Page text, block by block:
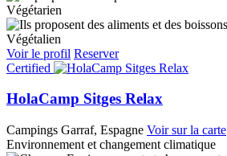
Végétarien
Végétalien
Voir le profil Reserver
Certified
HolaCamp Sitges Relax
Campings Garraf, Espagne Voir sur la carte
Environnement et changement climatique